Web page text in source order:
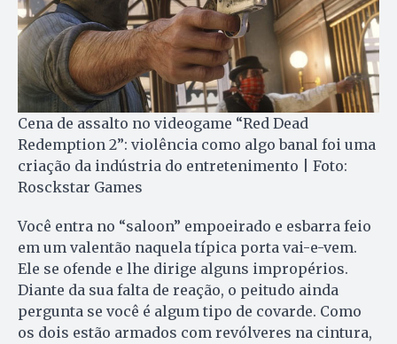
Cena de assalto no videogame “Red Dead
Redemption 2”: violência como algo banal foi uma
criação da indústria do entretenimento | Foto:
Rosckstar Games
Você entra no “saloon” empoeirado e esbarra feio
em um valentão naquela típica porta vai-e-vem.
Ele se ofende e lhe dirige alguns impropérios.
Diante da sua falta de reação, o peitudo ainda
pergunta se você é algum tipo de covarde. Como
os dois estão armados com revólveres na cintura,